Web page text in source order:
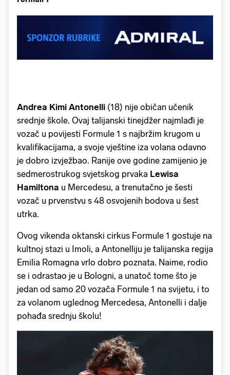
Andrea Kimi Antonelli (18) nije običan učenik
srednje škole. Ovaj talijanski tinejdžer najmlađi je
vozač u povijesti Formule 1 s najbržim krugom u
kvalifikacijama, a svoje vještine iza volana odavno
je dobro izvježbao. Ranije ove godine zamijenio je
sedmerostrukog svjetskog prvaka Lewisa
Hamiltona u Mercedesu, a trenutačno je šesti
vozač u prvenstvu s 48 osvojenih bodova u šest
utrka.
Ovog vikenda oktanski cirkus Formule 1 gostuje na
kultnoj stazi u Imoli, a Antonelliju je talijanska regija
Emilia Romagna vrlo dobro poznata. Naime, rodio
se i odrastao je u Bologni, a unatoč tome što je
jedan od samo 20 vozača Formule 1 na svijetu, i to
za volanom uglednog Mercedesa, Antonelli i dalje
pohađa srednju školu!